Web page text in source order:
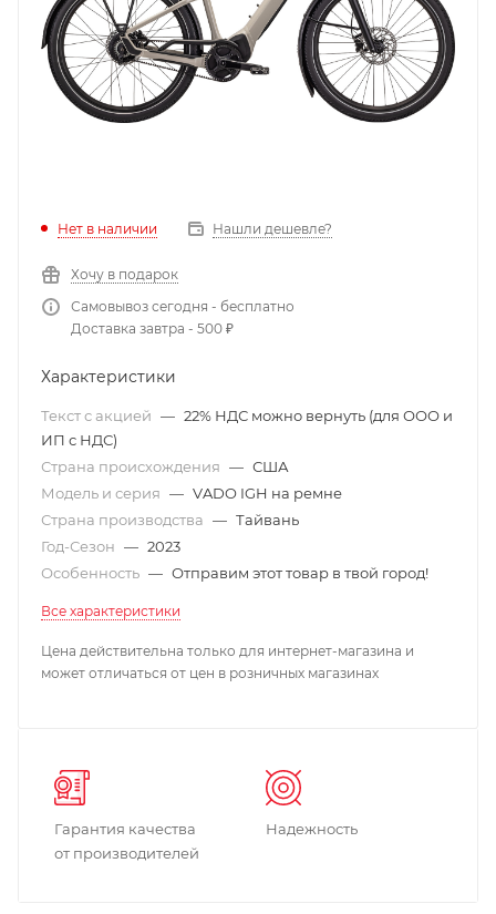
Нет в наличии Нашли дешевле?
Хочу в подарок
Самовывоз сегодня - бесплатно
Доставка завтра - 500 ₽
Характеристики
Текст с акцией — 22% НДС можно вернуть (для ООО и
ИП с НДС)
Страна происхождения — США
Модель и серия — VADO IGH на ремне
Страна производства — Тайвань
Год-Сезон — 2023
Особенность — Отправим этот товар в твой город!
Все характеристики
Цена действительна только для интернет-магазина и
может отличаться от цен в розничных магазинах
Гарантия качества
от производителей
Надежность